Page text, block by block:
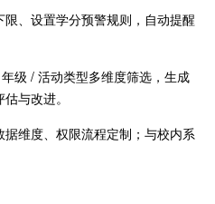
、设置学分预警规则，自动提醒
级 / 活动类型多维度筛选，生成
与改进。
维度、权限流程定制；与校内系